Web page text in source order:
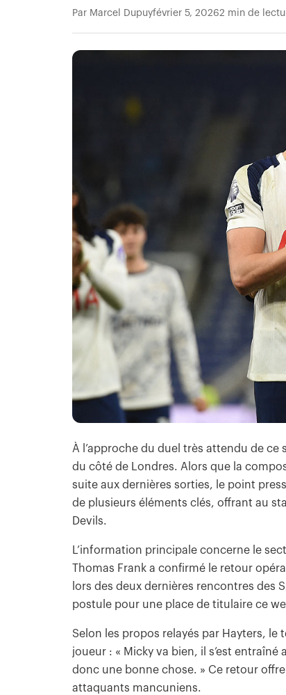
Par Marcel Dupuyfévrier 5, 20262 min de
À l’approche du duel très attendu de
du côté de Londres. Alors que la
suite aux dernières sorties, le point
de plusieurs éléments clés, offrant au
Devils.
L’information principale concerne le
Thomas Frank a confirmé le retour
lors des deux dernières rencontres des
postule pour une place de titulaire ce
Selon les propos relayés par Hayters, le
joueur : « Micky va bien, il s’est
donc une bonne chose. » Ce retour
attaquants mancuniens.